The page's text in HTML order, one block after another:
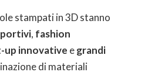
stampati in 3D stanno
, fashion
up innovative egrandi
di materiali